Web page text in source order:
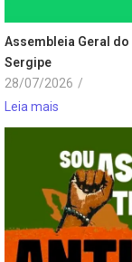
Assembleia Geral
Sergipe
28/07/2026 /
Leia mais